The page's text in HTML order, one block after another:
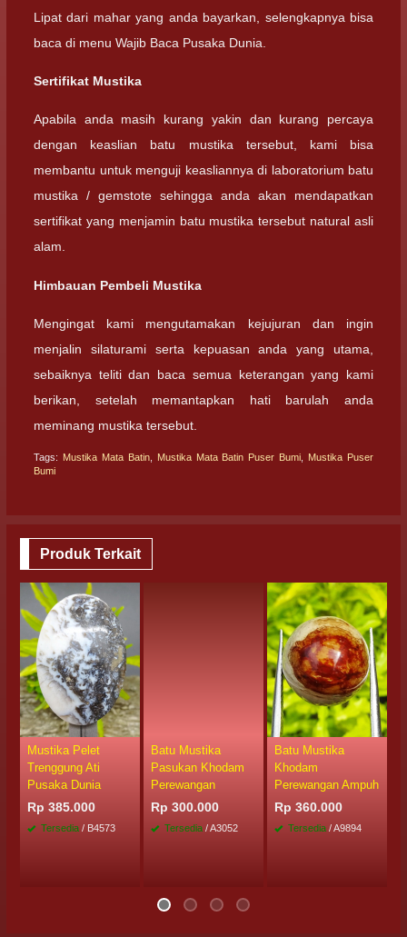
Lipat dari mahar yang anda bayarkan, selengkapnya bisa
baca di menu Wajib Baca Pusaka Dunia.
Sertifikat Mustika
Apabila anda masih kurang yakin dan kurang percaya
dengan keaslian batu mustika tersebut, kami bisa
membantu untuk menguji keasliannya di laboratorium batu
mustika / gemstote sehingga anda akan mendapatkan
sertifikat yang menjamin batu mustika tersebut natural asli
alam.
Himbauan Pembeli Mustika
Mengingat kami mengutamakan kejujuran dan ingin
menjalin silaturami serta kepuasan anda yang utama,
sebaiknya teliti dan baca semua keterangan yang kami
berikan, setelah memantapkan hati barulah anda
meminang mustika tersebut.
Tags: Mustika Mata Batin, Mustika Mata Batin Puser Bumi
Mustika Puser
Bumi
Produk Terkait
Mustika Pelet
Trenggung Ati
Pusaka Dunia
Rp 385.000
Tersedia / B4573
Batu Mustika
Pasukan Khodam
Perewangan
Rp 300.000
Tersedia / A3052
Batu Mustika
Khodam
Perewangan Ampuh
Rp 360.000
Tersedia / A9894